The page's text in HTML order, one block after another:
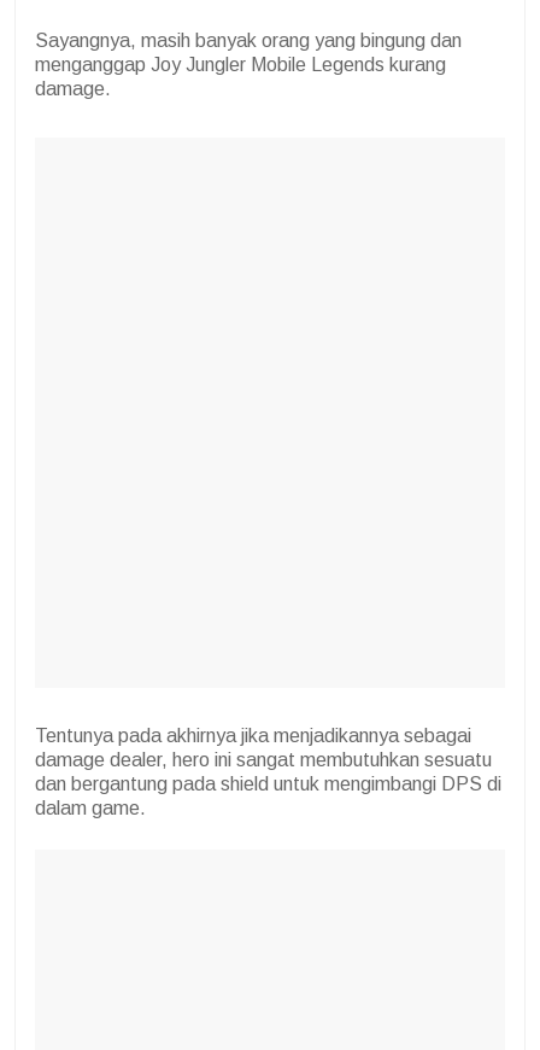
Sayangnya, masih banyak orang yang bingung dan
menganggap Joy Jungler Mobile Legends kurang
damage.
Tentunya pada akhirnya jika menjadikannya sebagai
damage dealer, hero ini sangat membutuhkan sesuatu
dan bergantung pada shield untuk mengimbangi DPS di
dalam game.